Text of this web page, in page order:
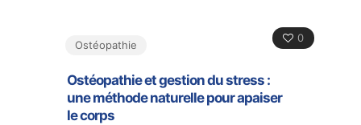
0
Ostéopathie
Ostéopathie et gestion du stress :
une méthode naturelle pour apaiser
le corps